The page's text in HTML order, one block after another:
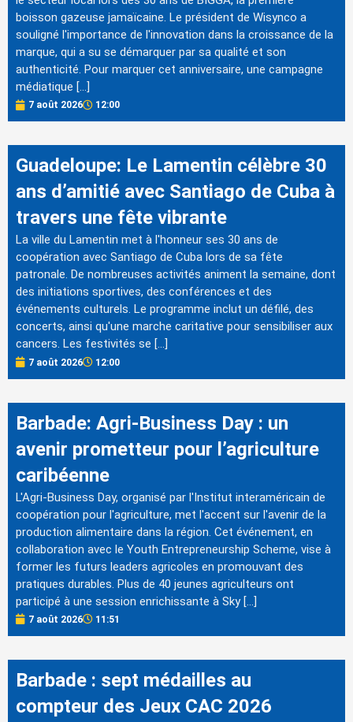
boisson gazeuse jamaïcaine. Le président de Wisynco a
souligné l'importance de l'innovation dans la croissance de la
marque, qui a su se démarquer par sa qualité et son
authenticité. Pour marquer cet anniversaire, une campagne
médiatique […]
7 août 2026 12:00
Guadeloupe: Le Lamentin célèbre 30
ans d’amitié avec Santiago de Cuba à
travers une fête vibrante
La ville du Lamentin met à l'honneur ses 30 ans de
coopération avec Santiago de Cuba lors de sa fête
patronale. De nombreuses activités animent la semaine, dont
des initiations sportives, des conférences et des
événements culturels. Le programme inclut un défilé, des
concerts, ainsi qu'une marche caritative pour sensibiliser aux
cancers. Les festivités se […]
7 août 2026 12:00
Barbade: Agri-Business Day : un
avenir prometteur pour l’agriculture
caribéenne
L'Agri-Business Day, organisé par l'Institut interaméricain de
coopération pour l'agriculture, met l'accent sur l'avenir de la
production alimentaire dans la région. Cet événement, en
collaboration avec le Youth Entrepreneurship Scheme, vise à
former les futurs leaders agricoles en promouvant des
pratiques durables. Plus de 40 jeunes agriculteurs ont
participé à une session enrichissante à Sky […]
7 août 2026 11:51
Barbade : sept médailles au
compteur des Jeux CAC 2026